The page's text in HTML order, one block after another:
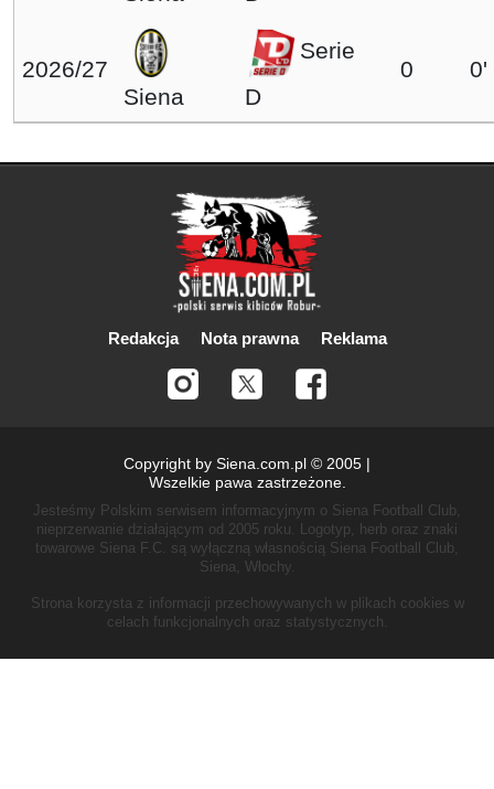
2026/27
Siena
Serie
D
0 0'
Redakcja Nota prawna Reklama
Copyright by Siena.com.pl © 2005 |
Wszelkie pawa zastrzeżone.
Jesteśmy Polskim serwisem informacyjnym o Siena Football Club,
nieprzerwanie działającym od 2005 roku. Logotyp, herb oraz znaki
towarowe Siena F.C. są wyłączną własnością Siena Football Club,
Siena, Włochy.
Strona korzysta z informacji przechowywanych w plikach cookies w
celach funkcjonalnych oraz statystycznych.